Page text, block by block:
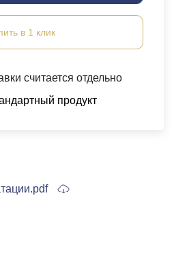
в 1 клик
считается отдельно
продукт